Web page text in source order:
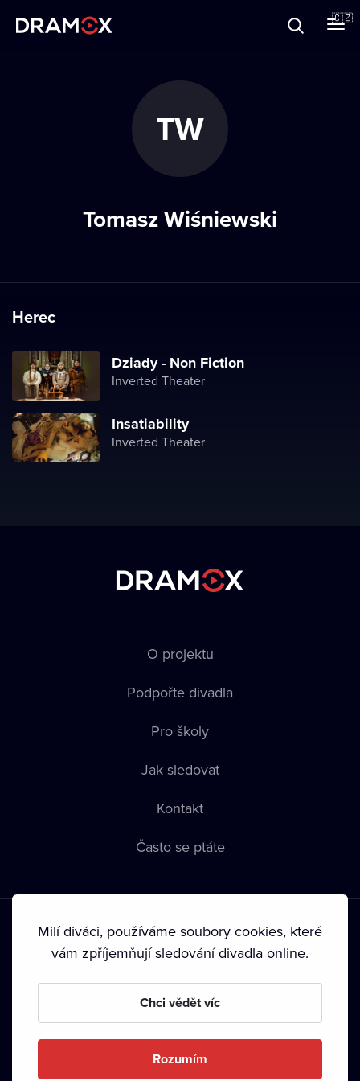
🇨🇿
TW
Tomasz Wiśniewski
Herec
Dziady - Non Fiction
Inverted Theater
Insatiability
Inverted Theater
O projektu
Podpořte divadla
Pro školy
Jak sledovat
Kontakt
Často se ptáte
Podmínky používání • Ochrana soukromí • Zásady používání
• Autorská práva•
Milí diváci, používáme soubory cookies, které
vám zpříjemňují sledování divadla online.
Chci vědět víc
Rozumím